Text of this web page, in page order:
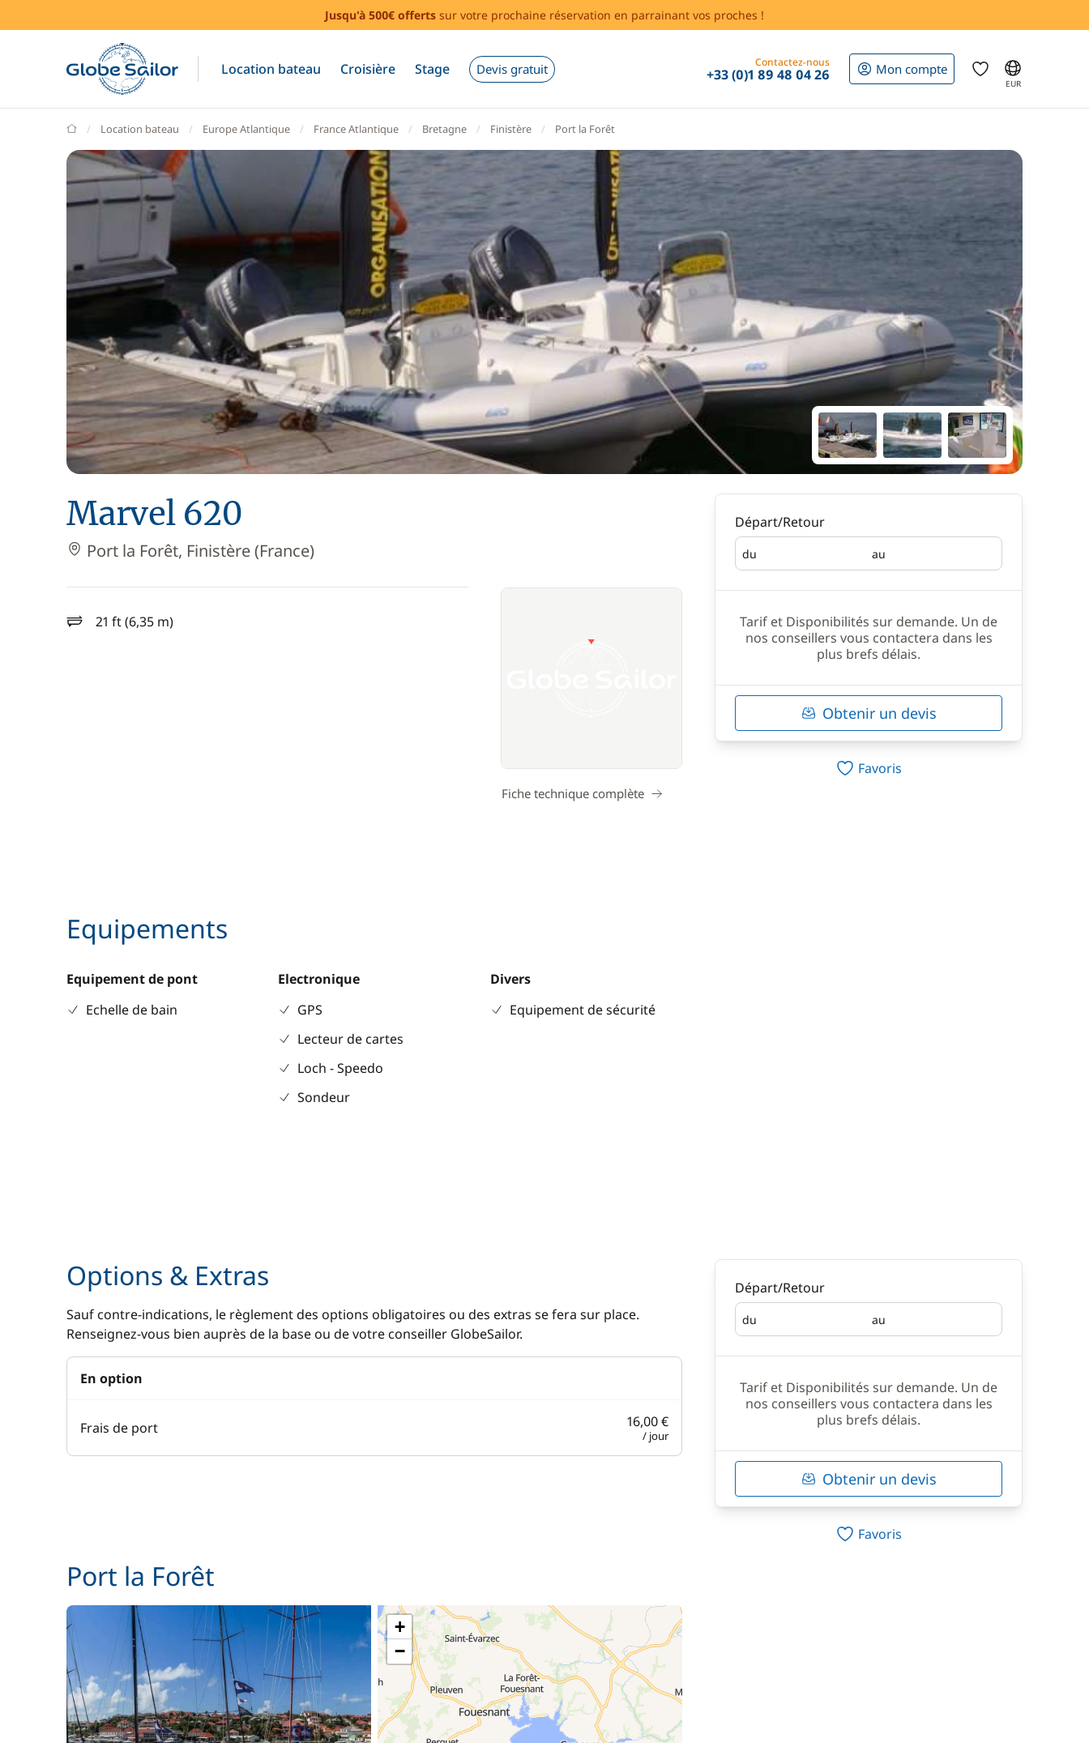
Jusqu'à 500€ offerts sur votre prochaine réservation en parrainant vos proches !
Location bateau Croisière Stage Devis gratuit Contactez-nous
+33 (0)1 89 48 04 26 Mon compte
EUR
GlobeSailor
Location bateau Europe Atlantique France Atlantique Bretagne Finistère Port la Forêt
Marvel 620
Port la Forêt, Finistère (France)
21 ft (6,35 m)
longueur
Fiche technique complète
Equipements
Equipement de pont
Echelle de bain
Electronique
GPS
Lecteur de cartes
Loch - Speedo
Sondeur
Divers
Equipement de sécurité
Départ/Retour
du
Départ au
Retour
Tarif et Disponibilités sur demande. Un de
nos conseillers vous contactera dans les
plus brefs délais.
Obtenir un devis
Favoris
Options & Extras
Sauf contre-indications, le règlement des options obligatoires ou des extras se fera sur place.
Renseignez-vous bien auprès de la base ou de votre conseiller GlobeSailor.
En option
Frais de port 16,00 €
/ jour
Port la Forêt
+
−
Départ/Retour
du
Départ au
Retour
Tarif et Disponibilités sur demande. Un de
nos conseillers vous contactera dans les
plus brefs délais.
Obtenir un devis
Favoris